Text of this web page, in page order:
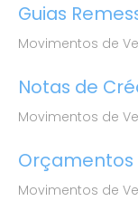
Guias
Movimentos de
Notas de
Movimentos de
Orçamentos
Movimentos de